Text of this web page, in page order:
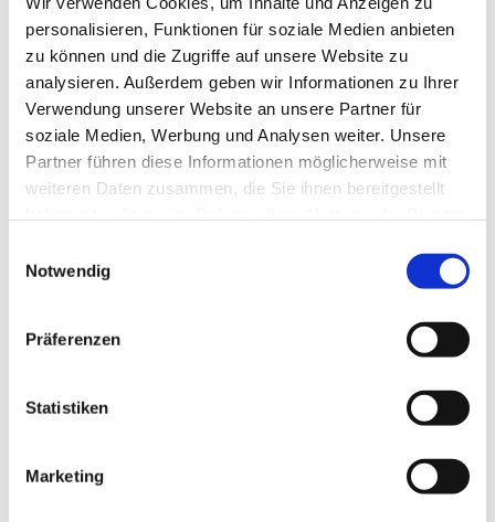
personalisieren, Funktionen für soziale Medien anbieten
zu können und die Zugriffe auf unsere Website zu
analysieren. Außerdem geben wir Informationen zu Ihrer
Verwendung unserer Website an unsere Partner für
soziale Medien, Werbung und Analysen weiter. Unsere
Partner führen diese Informationen möglicherweise mit
weiteren Daten zusammen, die Sie ihnen bereitgestellt
Notwendig
Präferenzen
Statistiken
Marketing